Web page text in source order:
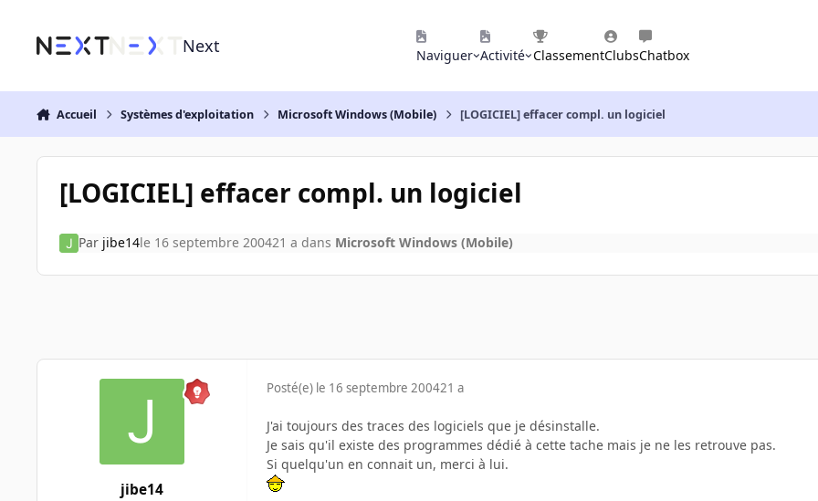
Next Naviguer Activité ClassementClubsChatbox
Accueil Systèmes d'exploitation Microsoft Windows (Mobile) [LOGICIEL] effacer compl. un logiciel
[LOGICIEL] effacer compl. un logiciel
Par jibe14le 16 septembre 200421 a dans Microsoft Windows (Mobile)
jibe14
Posté(e) le 16 septembre 200421 a
J'ai toujours des traces des logiciels que je désinstalle.
Je sais qu'il existe des programmes dédié à cette tache mais je ne les retrouve pas.
Si quelqu'un en connait un, merci à lui.